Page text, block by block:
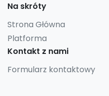
Na skróty
Strona Główna
Platforma
Kontakt z nami
Formularz kontaktowy